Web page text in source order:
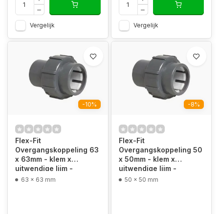
Vergelijk Vergelijk
-10%
Flex-Fit
Overgangskoppeling 63
x 63mm - klem x
uitwendige lijm -
63 x 63 mm
-8%
Flex-Fit
Overgangskoppeling 50
x 50mm - klem x
uitwendige lijm -
50 x 50 mm